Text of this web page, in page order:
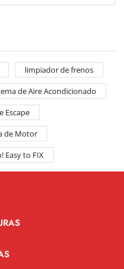
limpiador de frenos
de Aire Acondicionado
Escape
de Motor
Easy to FIX